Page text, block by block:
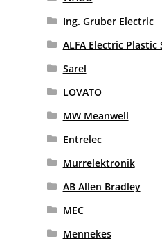
Ing. Gruber Electric
ALFA Electric Plastic
Sarel
LOVATO
MW Meanwell
Entrelec
Murrelektronik
AB Allen Bradley
MEC
Mennekes